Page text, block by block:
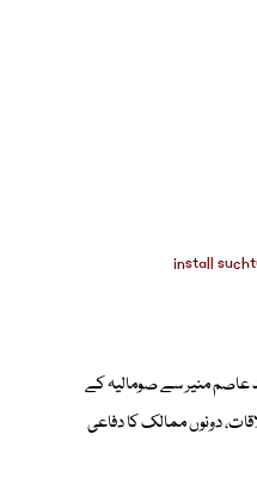
عاصم منیر سے صومالیہ کے
دونوں ممالک کا دفاعی